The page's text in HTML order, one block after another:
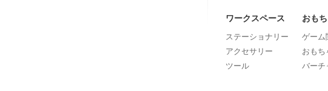
ワークスペース
ステーショナリー
アクセサリー
ツール
おも
ゲーム
おもち
バーチ